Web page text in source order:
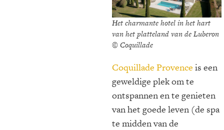
Het charmante hotel in het hart
van het platteland van de Luberon
© Coquillade
Coquillade Provence is een
geweldige plek om te
ontspannen en te genieten
van het goede leven (de spa
te midden van de